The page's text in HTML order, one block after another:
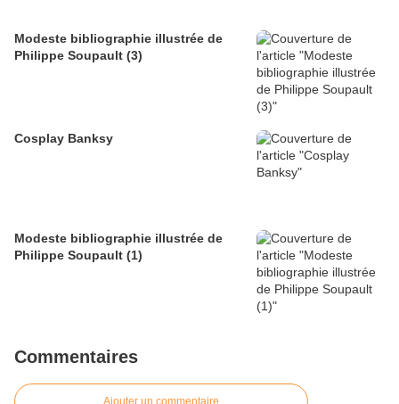
Modeste bibliographie illustrée de
Philippe Soupault (3)
Cosplay Banksy
Modeste bibliographie illustrée de
Philippe Soupault (1)
Commentaires
Ajouter un commentaire